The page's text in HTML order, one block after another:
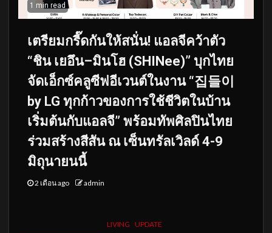
1 min read
เตรียมกรี๊ดกันให้สนั่น! แอลจีคว้าตัว
“ชิน เยอึน–มินโฮ (SHINee)” บุกไทย
จัดเอ็กซ์คลูซีฟอีเวนต์ในงาน “집들이
by LG ทุกก้าวของการใช้ชีวิตในบ้าน
เริ่มต้นกับแอลจี” พร้อมทัพศิลปินไทย
ร่วมสร้างสีสัน ณ เซ็นทรัลเวิลด์ 4-9
มิถุนายนนี้
2 เดือน ago admin
LIVING UPDATE